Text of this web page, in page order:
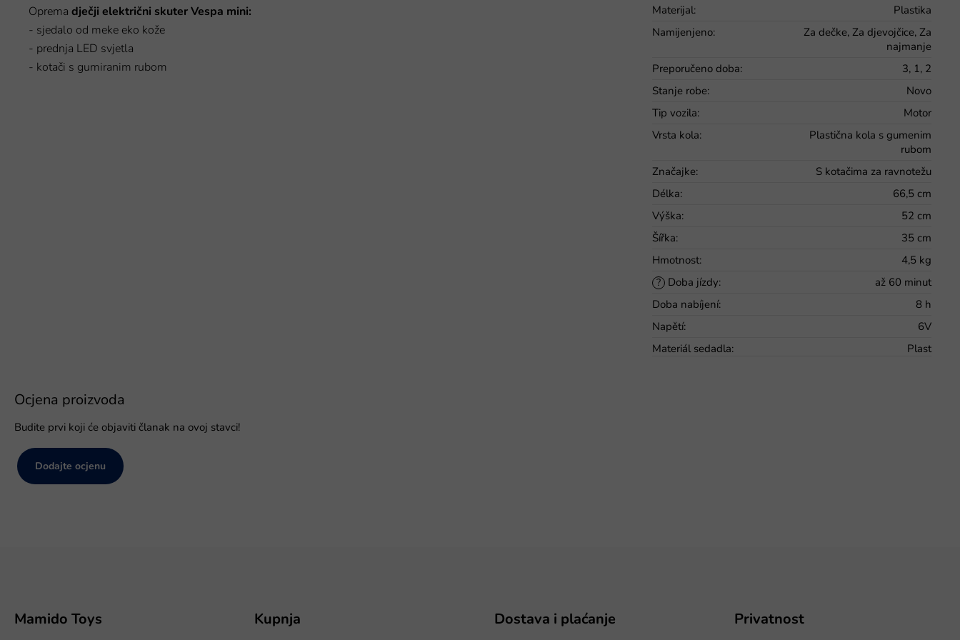
Oprema dječji električni skuter Vespa mini:
- sjedalo od meke eko kože
- prednja LED svjetla
- kotači s gumiranim rubom
Materijal:
Plastika
Namijenjeno:
Za dečke, Za djevojčice, Za
najmanje
Preporučeno doba:
3, 1, 2
Stanje robe:
Novo
Tip vozila:
Motor
Vrsta kola:
Plastična kola s gumenim
rubom
Značajke:
S kotačima za ravnotežu
Délka:
66,5 cm
Výška:
52 cm
Šířka:
35 cm
Hmotnost: 4,5 kg
? Doba jízdy:
až 60 minut
Doba nabíjení:
8 h
Napětí:
6V
Materiál sedadla: Plast
Ocjena proizvoda
Budite prvi koji će objaviti članak na ovoj stavci!
Dodajte ocjenu
Mamido Toys Kupnja Dostava i plaćanje Privatnost